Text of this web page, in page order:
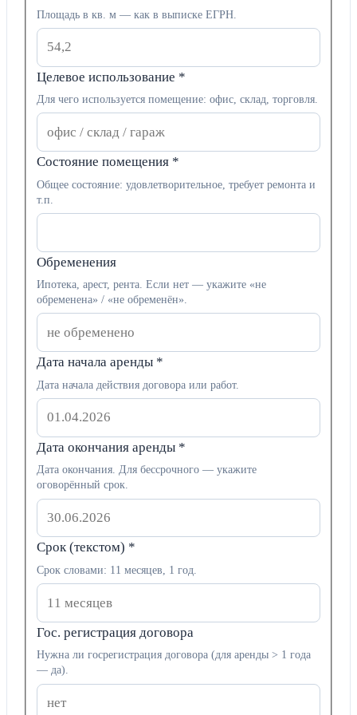
Площадь в кв. м — как в выписке ЕГРН.
Целевое использование *
Для чего используется помещение: офис, склад, торговля.
Состояние помещения *
Общее состояние: удовлетворительное, требует ремонта и
т.п.
Обременения
Ипотека, арест, рента. Если нет — укажите «не
обременена» / «не обременён».
Дата начала аренды *
Дата начала действия договора или работ.
Дата окончания аренды *
Дата окончания. Для бессрочного — укажите
оговорённый срок.
Срок (текстом) *
Срок словами: 11 месяцев, 1 год.
Гос. регистрация договора
Нужна ли госрегистрация договора (для аренды > 1 года
— да).